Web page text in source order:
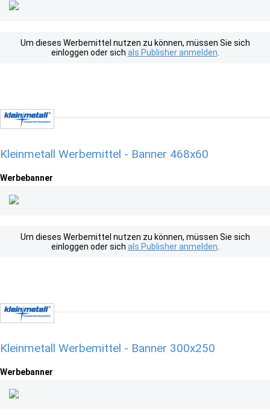
Um dieses Werbemittel nutzen zu können, müssen Sie sich
einloggen oder sich als Publisher anmelden
Kleinmetall Werbemittel - Banner 468x60
Werbebanner
Um dieses Werbemittel nutzen zu können, müssen Sie sich
einloggen oder sich als Publisher anmelden
Kleinmetall Werbemittel - Banner 300x250
Werbebanner